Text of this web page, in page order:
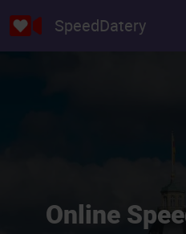
SpeedDatery
Online